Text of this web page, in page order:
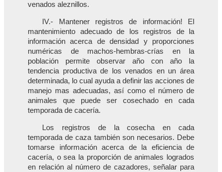
venados aleznillos.
IV.- Mantener registros de información! El
mantenimiento adecuado de los registros de la
información acerca de densidad y proporciones
numéricas de machos-hembras-crías en la
población permite observar año con año la
tendencia productiva de los venados en un área
determinada, lo cual ayuda a definir las acciones de
manejo mas adecuadas, así como el número de
animales que puede ser cosechado en cada
temporada de cacería.
Los registros de la cosecha en cada
temporada de caza también son necesarios. Debe
tomarse información acerca de la eficiencia de
cacería, o sea la proporción de animales logrados
en relación al número de cazadores, señalar para